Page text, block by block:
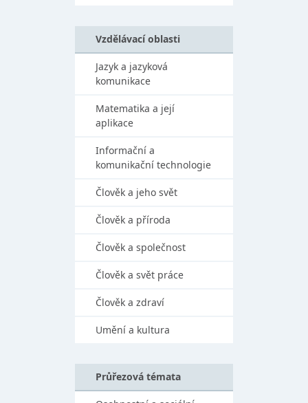
Vzdělávací oblasti
Jazyk a jazyková
komunikace
Matematika a její
aplikace
Informační a
komunikační technologie
Člověk a jeho svět
Člověk a příroda
Člověk a společnost
Člověk a svět práce
Člověk a zdraví
Umění a kultura
Průřezová témata